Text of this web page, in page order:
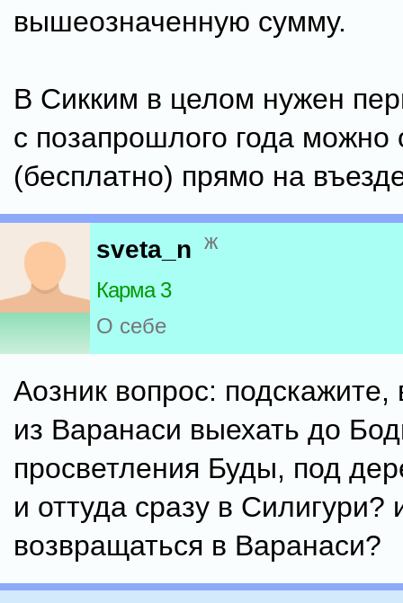
вышеозначенную сумму.
В Сикким в целом нужен
с позапрошлого года
(бесплатно) прямо на
sveta_n ж
Карма 3
О себе
Аозник вопрос:
из Варанаси выехать до
просветления Буды, под
и оттуда сразу в Силигури?
возвращаться в Варанаси?